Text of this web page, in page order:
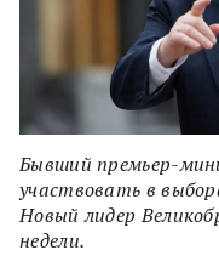
Бывший премьер-
участвовать в
Новый лидер
недели.